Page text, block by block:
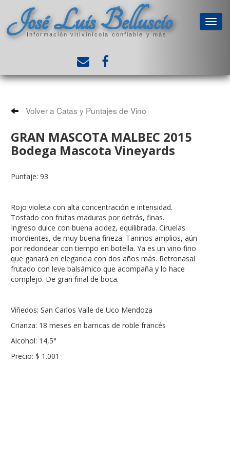
José Luis Belluscio
Información vitivinícola confiable y más
Volver a Catas y Puntajes de Vino
GRAN MASCOTA MALBEC 2015
Bodega Mascota Vineyards
Puntaje: 93
Rojo violeta con alta concentración e intensidad.
Tostado con frutas maduras por detrás, finas.
Ingreso dulce con buena acidez, equilibrada. Ciruelas
mordientes, de muy buena fineza. Taninos amplios, aún
por redondear con tiempo en botella. Ya es un vino fino
que ganará en elegancia con dos años más. Retronasal
frutado con leve balsámico que acompaña y lo hace
complejo. De gran final de boca.
Viñedos: San Carlos Valle de Uco Mendoza
Crianza: 18 meses en barricas de roble francés
Alcohol: 14,5°
Precio: $ 1.001